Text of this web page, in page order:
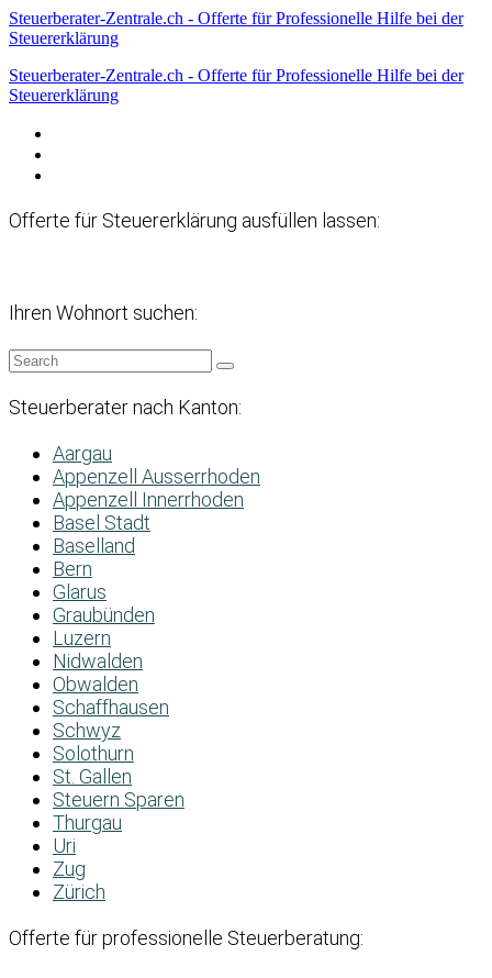
Steuerberater-Zentrale.ch - Offerte für Professionelle Hilfe bei der
Steuererklärung
Steuerberater-Zentrale.ch - Offerte für Professionelle Hilfe bei der
Steuererklärung
Offerte für Steuererklärung ausfüllen lassen:
Ihren Wohnort suchen:
Steuerberater nach Kanton:
Aargau
Appenzell Ausserrhoden
Appenzell Innerrhoden
Basel Stadt
Baselland
Bern
Glarus
Graubünden
Luzern
Nidwalden
Obwalden
Schaffhausen
Schwyz
Solothurn
St. Gallen
Steuern Sparen
Thurgau
Uri
Zug
Zürich
Offerte für professionelle Steuerberatung: